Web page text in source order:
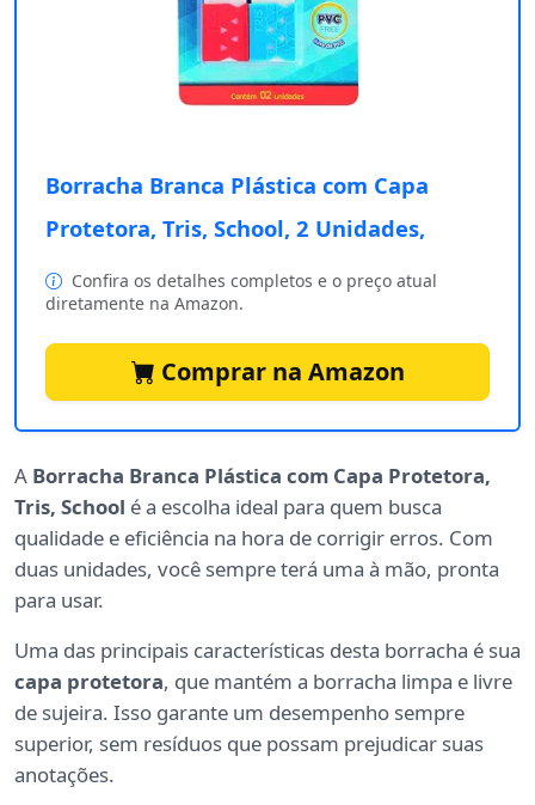
Borracha Branca Plástica com Capa
Protetora, Tris, School, 2 Unidades,
Confira os detalhes completos e o preço atual
diretamente na Amazon.
Comprar na Amazon
A Borracha Branca Plástica com Capa Protetora,
Tris, School é a escolha ideal para quem busca
qualidade e eficiência na hora de corrigir erros. Com
duas unidades, você sempre terá uma à mão, pronta
para usar.
Uma das principais características desta borracha é sua
capa protetora, que mantém a borracha limpa e livre
de sujeira. Isso garante um desempenho sempre
superior, sem resíduos que possam prejudicar suas
anotações.